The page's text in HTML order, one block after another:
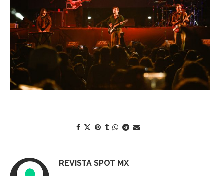
REVISTA SPOT MX